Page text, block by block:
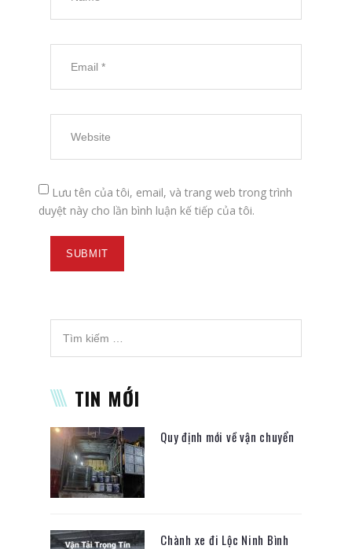
Lưu tên của tôi, email, và trang web trong trình
duyệt này cho lần bình luận kế tiếp của tôi.
TIN MỚI
Quy định mới về vận chuyển
Chành xe đi Lộc Ninh Bình